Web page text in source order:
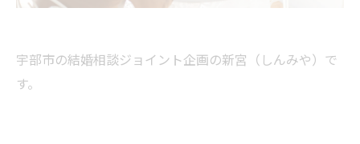
宇部市の結婚相談ジョイント企画の新宮（しんみや）で
す。